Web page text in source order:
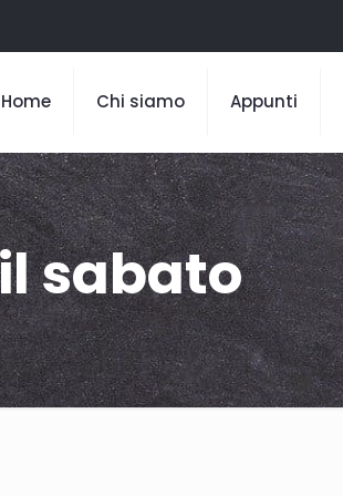
Home Chi siamo Appunti
sabato